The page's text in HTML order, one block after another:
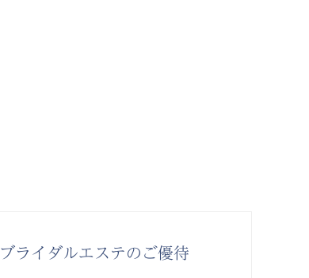
ブライダルエステのご優待